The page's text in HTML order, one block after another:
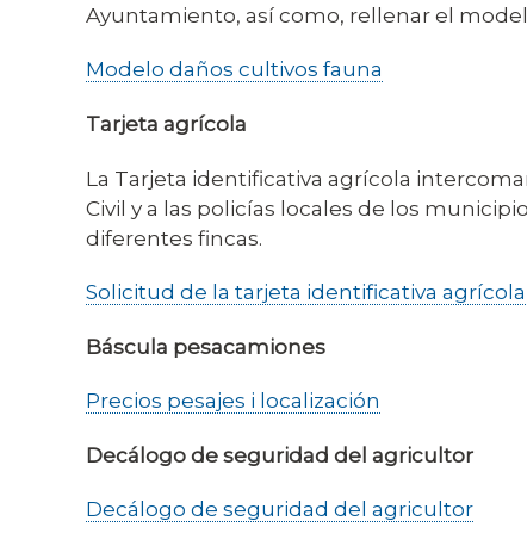
Ayuntamiento, así como, rellenar el
Modelo daños cultivos fauna
Tarjeta agrícola
La Tarjeta identificativa agrícola
Civil y a las policías locales de los
diferentes fincas.
Solicitud de la tarjeta identificativa agrícola
Báscula pesacamiones
Precios pesajes i localización
Decálogo de seguridad del agricultor
Decálogo de seguridad del agricultor